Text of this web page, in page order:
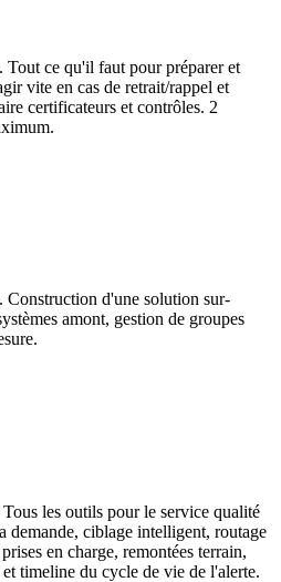
. Tout ce qu'il faut pour préparer et
vite en cas de retrait/rappel et
certificateurs et contrôles. 2
. Construction d'une solution sur-
amont, gestion de groupes
Tous les outils pour le service qualité
demande, ciblage intelligent, routage
en charge, remontées terrain,
timeline du cycle de vie de l'alerte.